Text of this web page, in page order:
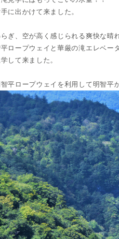
に出かけて来ました。
ぎ、空が高く感じられる爽快な晴
ロープウェイと華厳の滝エレベー
して来ました。
平ロープウェイを利用して明智平